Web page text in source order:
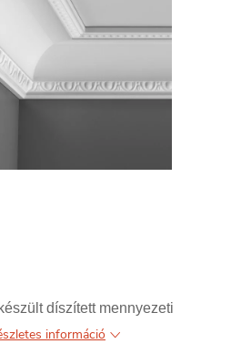
díszített mennyezeti
információ